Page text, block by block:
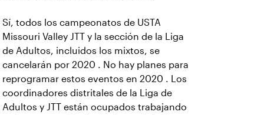
Sí, todos los campeonatos de USTA
Missouri Valley JTT y la sección de la Liga
de Adultos, incluidos los mixtos, se
cancelarán por 2020 . No hay planes para
reprogramar estos eventos en 2020 . Los
coordinadores distritales de la Liga de
Adultos y JTT están ocupados trabajando